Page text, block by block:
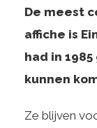
De meest
affiche is
had in
kunnen
Ze blijven